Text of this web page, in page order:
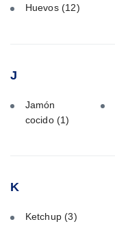
Huevos (12)
J
Jamón
cocido (1)
K
Ketchup(3)